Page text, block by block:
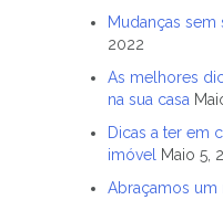
Mudanças sem
2022
As melhores
na sua casa
Dicas a ter em
imóvel Maio 5,
Abraçamos um